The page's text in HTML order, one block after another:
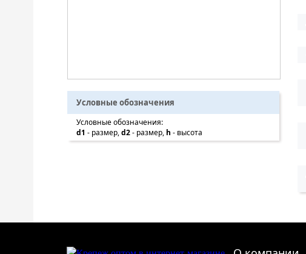
Условные обозначения
Условные обозначения:
d1 - размер,d2- размер, h - высота